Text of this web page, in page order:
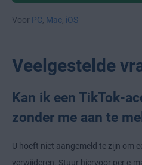
Voor PC Mac iOS
Veelgestelde
Kan ik een TikTok-
zonder me aan te
U hoeft niet aangemeld te zijn om
verwijderen. Stuur hiervoor per e-